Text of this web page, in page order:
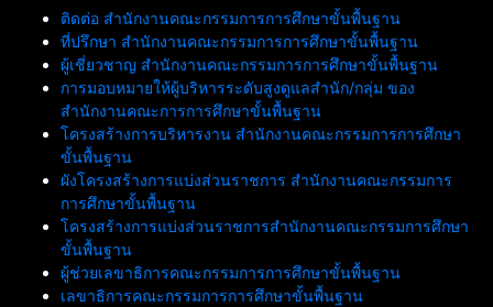
ติดต่อ สำนักงานคณะกรรมการการศึกษาขั้นพื้นฐาน
ที่ปรึกษา สำนักงานคณะกรรมการการศึกษาขั้นพื้นฐาน
ผู้เชี่ยวชาญ สำนักงานคณะกรรมการการศึกษาขั้นพื้นฐาน
การมอบหมายให้ผู้บริหารระดับสูงดูแลสำนัก/กลุ่ม ของ
สำนักงานคณะการการศึกษาขั้นพื้นฐาน
โครงสร้างการบริหารงาน สำนักงานคณะกรรมการการศึกษา
ขั้นพื้นฐาน
ผังโครงสร้างการแบ่งส่วนราชการ สำนักงานคณะกรรมการ
การศึกษาขั้นพื้นฐาน
โครงสร้างการแบ่งส่วนราชการสำนักงานคณะกรรมการศึกษา
ขั้นพื้นฐาน
ผู้ช่วยเลขาธิการคณะกรรมการการศึกษาขั้นพื้นฐาน
เลขาธิการคณะกรรมการการศึกษาขั้นพื้นฐาน